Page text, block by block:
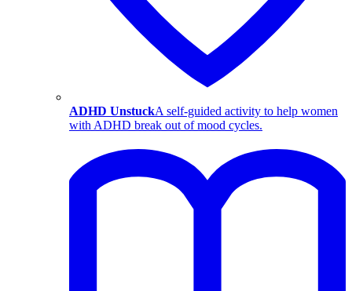
ADHD UnstuckA self-guided activity to help women
with ADHD break out of mood cycles.